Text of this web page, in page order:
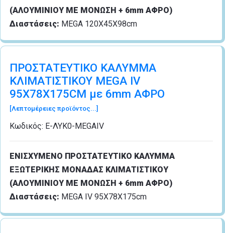
(ΑΛΟΥΜΙΝΙΟΥ ΜΕ ΜΟΝΩΣΗ + 6mm ΑΦΡΟ)
Διαστάσεις: MEGA 120Χ45Χ98cm
ΠΡΟΣΤΑΤΕΥΤΙΚΟ ΚΑΛΥΜΜΑ
ΚΛΙΜΑΤΙΣΤΙΚΟΥ MEGA IV
95Χ78Χ175CM με 6mm ΑΦΡΟ
[Λεπτομέρειες προϊόντος...]
Κωδικός: Ε-ΛΥΚ0-MEGAIV
ΕΝΙΣΧΥΜΕΝΟ ΠΡΟΣΤΑΤΕΥΤΙΚΟ ΚΑΛΥΜΜΑ
ΕΞΩΤΕΡΙΚΗΣ ΜΟΝΑΔΑΣ ΚΛΙΜΑΤΙΣΤΙΚΟΥ
(ΑΛΟΥΜΙΝΙΟΥ ΜΕ ΜΟΝΩΣΗ + 6mm ΑΦΡΟ)
Διαστάσεις: MEGA IV 95Χ78Χ175cm